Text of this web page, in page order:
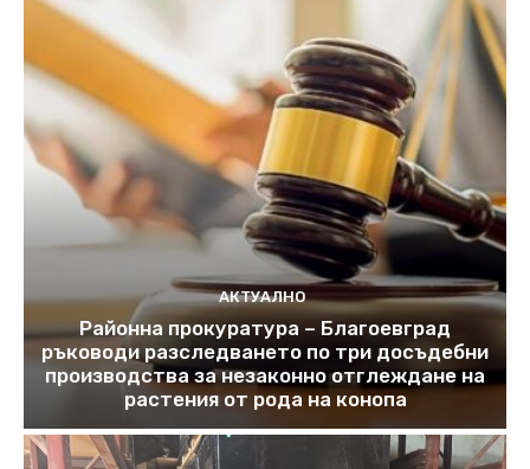
АКТУАЛНО
Районна прокуратура – Благоевград
ръководи разследването по три досъдебни
производства за незаконно отглеждане на
растения от рода на конопа